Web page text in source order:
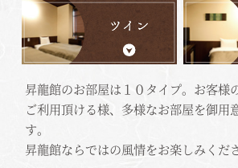
昇龍館のお部屋は１０タイプ。お客様
ご利用頂ける様、多様なお部屋を御用
す。
昇龍館ならではの風情をお楽しみくだ